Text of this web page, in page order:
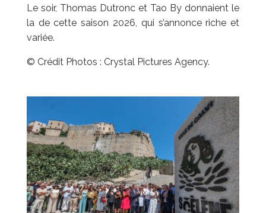
Le soir, Thomas Dutronc et Tao By donnaient le
la de cette saison 2026, qui s’annonce riche et
variée.
© Crédit Photos : Crystal Pictures Agency.